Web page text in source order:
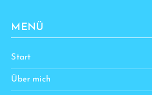
MENÜ
Start
Über mich